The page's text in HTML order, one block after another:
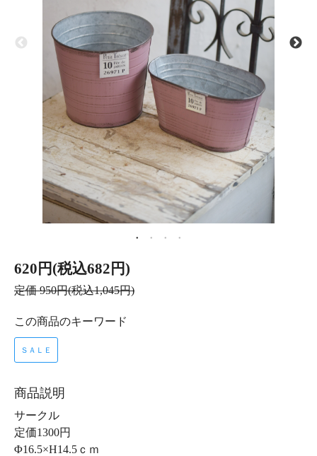
620円(税込682円)
定価 950円(税込1,045円)
この商品のキーワード
ＳＡＬＥ
商品説明
サークル
定価1300円
Φ16.5×H14.5ｃｍ